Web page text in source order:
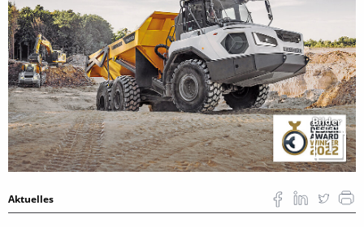
Bilder
1
Aktuelles